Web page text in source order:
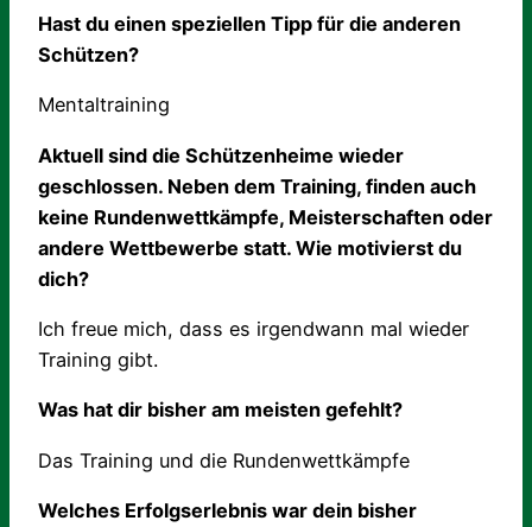
Hast du einen speziellen Tipp für die anderen
Schützen?
Mentaltraining
Aktuell sind die Schützenheime wieder
geschlossen. Neben dem Training, finden auch
keine Rundenwettkämpfe, Meisterschaften oder
andere Wettbewerbe statt. Wie motivierst du
dich?
Ich freue mich, dass es irgendwann mal wieder
Training gibt.
Was hat dir bisher am meisten gefehlt?
Das Training und die Rundenwettkämpfe
Welches Erfolgserlebnis war dein bisher